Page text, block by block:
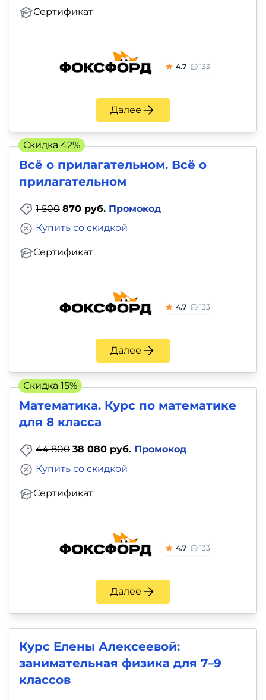
Сертификат
4.7 133
Далее
Всё о прилагательном. Всё о
прилагательном
1 500 870 руб. Промокод
Сертификат
Купить со скидкой
4.7 133
Далее
Скидка 42%
Математика. Курс по математике
для 8 класса
44 800 38 080 руб. Промокод
Сертификат
Купить со скидкой
4.7 133
Далее
Скидка 15%
Курс Елены Алексеевой:
занимательная физика для 7–9
классов